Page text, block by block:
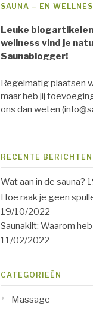
SAUNA – EN
Leuke
wellness vind je
Saunablogger!
Regelmatig plaatsen
maar heb jij
ons dan weten
RECENTE BERICHTEN
Wat aan in de sauna?
Hoe raak je geen
19/10/2022
Saunakilt: Waarom
11/02/2022
CATEGORIEËN
Massage